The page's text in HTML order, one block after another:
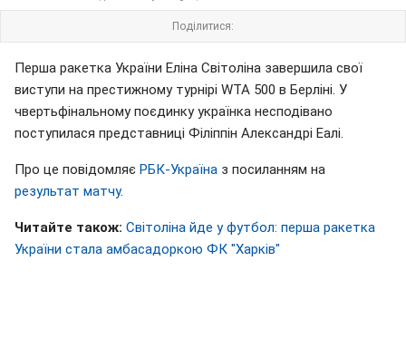
Поділитися:
Перша ракетка України Еліна Світоліна завершила свої
виступи на престижному турнірі WTA 500 в Берліні. У
чвертьфінальному поєдинку українка несподівано
поступилася представниці Філіппін Александрі Еалі.
Про це повідомляє РБК-Україна з посиланням на
результат матчу.
Читайте також: Світоліна йде у футбол: перша ракетка
України стала амбасадоркою ФК "Харків"